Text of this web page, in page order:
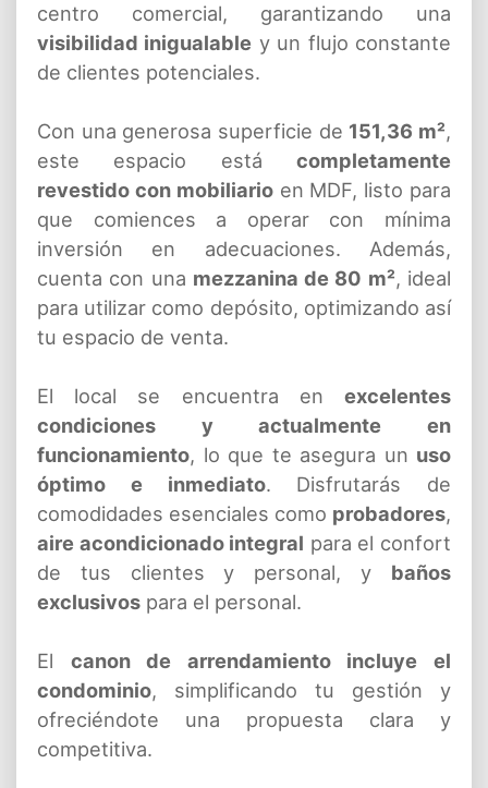
centro comercial, garantizando una
visibilidad inigualable y un flujo constante
de clientes potenciales.
Con una generosa superficie de 151,36 m²,
este espacio está completamente
revestido con mobiliarioen MDF, listo para
que comiences a operar con mínima
inversión en adecuaciones. Además,
cuenta con una mezzanina de 80 m², ideal
para utilizar como depósito, optimizando así
tu espacio de venta.
El local se encuentra en excelentes
condiciones y actualmente en
funcionamiento, lo que te asegura un uso
óptimo e inmediato. Disfrutarás de
comodidades esenciales como probadores,
aire acondicionado integral para el confort
de tus clientes y personal, y baños
exclusivos para el personal.
El canon de arrendamiento incluye el
condominio, simplificando tu gestión y
ofreciéndote una propuesta clara y
competitiva.